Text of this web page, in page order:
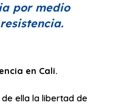
por medio
en Cali.
ella la libertad de